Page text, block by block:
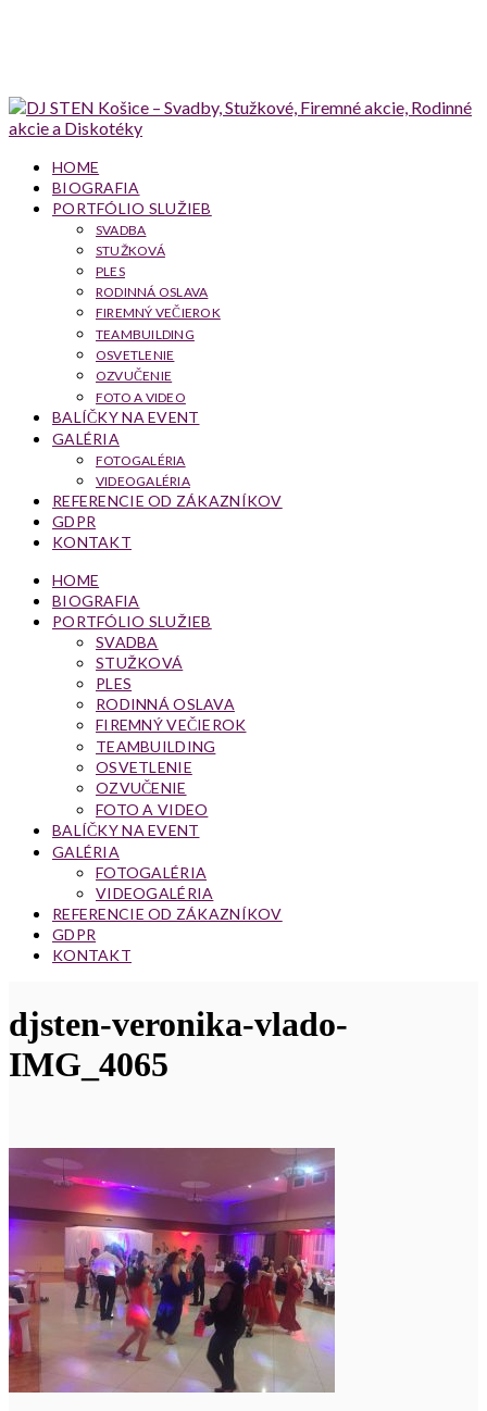
HOME
BIOGRAFIA
PORTFÓLIO SLUŽIEB
SVADBA
STUŽKOVÁ
PLES
RODINNÁ OSLAVA
FIREMNÝ VEČIEROK
TEAMBUILDING
OSVETLENIE
OZVUČENIE
FOTO A VIDEO
BALÍČKY NA EVENT
GALÉRIA
FOTOGALÉRIA
VIDEOGALÉRIA
REFERENCIE OD ZÁKAZNÍKOV
GDPR
KONTAKT
HOME
BIOGRAFIA
PORTFÓLIO SLUŽIEB
SVADBA
STUŽKOVÁ
PLES
RODINNÁ OSLAVA
FIREMNÝ VEČIEROK
TEAMBUILDING
OSVETLENIE
OZVUČENIE
FOTO A VIDEO
BALÍČKY NA EVENT
GALÉRIA
FOTOGALÉRIA
VIDEOGALÉRIA
REFERENCIE OD ZÁKAZNÍKOV
GDPR
KONTAKT
djsten-veronika-vlado-
IMG_4065